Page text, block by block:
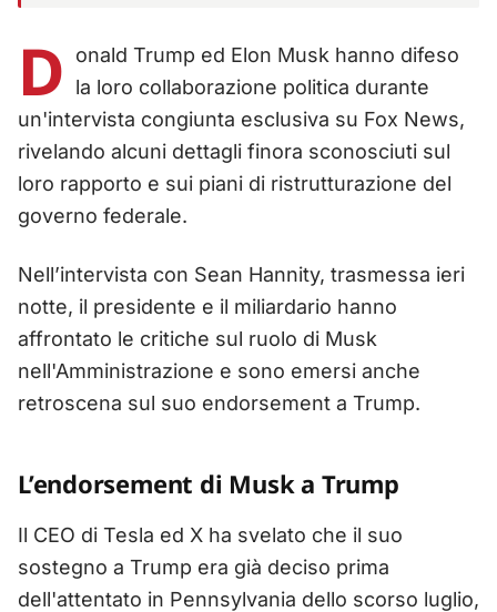
D
onald Trump ed Elon Musk hanno difeso
la loro collaborazione politica durante
un'intervista congiunta esclusiva su Fox News,
rivelando alcuni dettagli finora sconosciuti sul
loro rapporto e sui piani di ristrutturazione del
governo federale.
Nell’intervista con Sean Hannity, trasmessa ieri
notte, il presidente e il miliardario hanno
affrontato le critiche sul ruolo di Musk
nell'Amministrazione e sono emersi anche
retroscena sul suo endorsement a Trump.
L’endorsement di Musk a Trump
Il CEO di Tesla ed X ha svelato che il suo
sostegno a Trump era già deciso prima
dell'attentato in Pennsylvania dello scorso luglio,